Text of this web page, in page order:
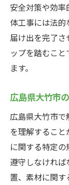
見積
広島県大
べきポイ
解体
解体
費用
質の
広島
安心して
得方法広
安全対策や効
体工事には法
届け出を完了
ップを踏むこ
ます。
広島県大竹市
広島県大竹市
を理解するこ
に関する特定
遵守しなけれ
置、素材に関